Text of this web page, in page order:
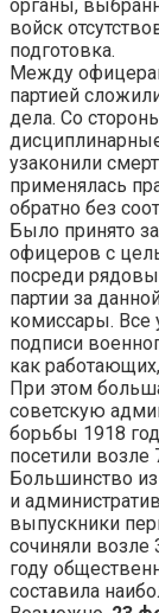
органы,
войск
подготовка.
Между
партией
дела. Со
узаконили
применялась
обратно без
Было принято
офицеров с
посреди
партии за
комиссары. Все
подписи
как
При этом
советскую
борьбы 1918
посетили возле
Большинство
и
выпускники
сочиняли возле
году
составила